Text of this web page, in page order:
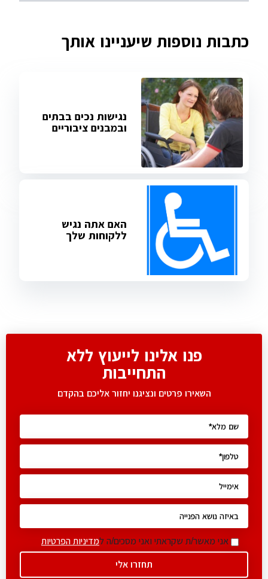
כתבות נוספות שיעניינו אותך
נגישות נכים בבתים
ובמבנים ציבוריים
האם אתה נגיש
ללקוחות שלך
פנו אלינו לייעוץ ללא
התחייבות
השאירו פרטים ונציגנו יחזור אליכם בהקדם
אני מאשר/ת שקראתי ואני מסכים/ה למדיניות הפרטיות